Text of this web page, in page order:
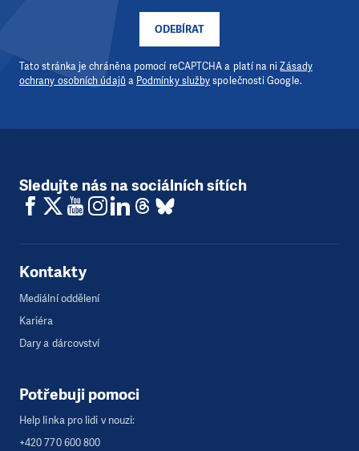
ODEBÍRAT
Tato stránka je chráněna pomocí reCAPTCHA a platí na niZásady
ochrany osobních údajů a Podmínky službyspolečnosti Google.
Sledujte nás na sociálních sítích
Kontakty
Mediální oddělení
Kariéra
Dary a dárcovství
Potřebuji pomoci
Help linka pro lidi v nouzi:
+420 770 600 800